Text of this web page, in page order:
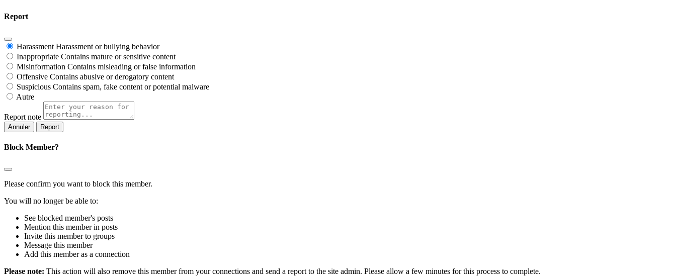
Report
Harassment Harassment or bullying behavior
Inappropriate Contains mature or sensitive content
Misinformation Contains misleading or false information
Offensive Contains abusive or derogatory content
Suspicious Contains spam, fake content or potential malware
Autre
Report note
Report
Block Member?
Please confirm you want to block this member.
You will no longer be able to:
See blocked member's posts
Mention this member in posts
Invite this member to groups
Message this member
Add this member as a connection
Please note: This action will also remove this member from your connections and send a report to the site admin. Please allow a few minutes for this process to complete.